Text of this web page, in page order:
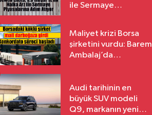
ile Sermaye
Maliyet krizi Borsa
şirketini vurdu: Barem
Ambalaj’da
Audi tarihinin en
büyük SUV modeli
Q9, markanın yeni